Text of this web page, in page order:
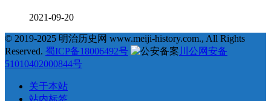
2021-09-20
© 2019-2025 明治历史网 www.meiji-history.com., All Rights
Reserved. 蜀ICP备18006492号
川公网安备
51010402000844号
关于本站
站内标签